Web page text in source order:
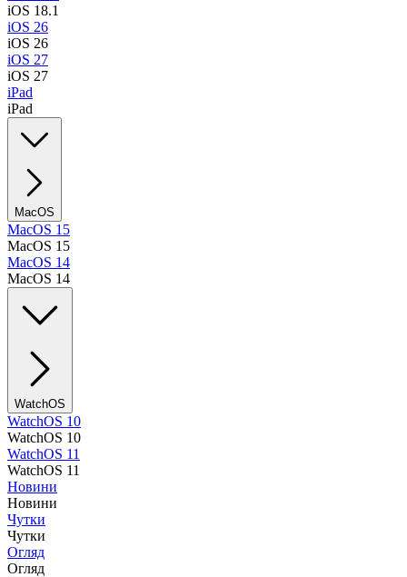
iOS 18.1
iOS 26
iOS 26
iOS 27
iOS 27
iPad
iPad
MacOS
MacOS 15
MacOS 15
MacOS 14
MacOS 14
WatchOS
WatchOS 10
WatchOS 10
WatchOS 11
WatchOS 11
Новини
Новини
Чутки
Чутки
Огляд
Огляд